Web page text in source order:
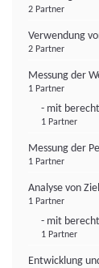
2 Partner
Verwendung
2 Partner
Messung der
1 Partner
- mit
1 Partner
Messung der
1 Partner
Analyse von
1 Partner
- mit
1 Partner
Entwicklung